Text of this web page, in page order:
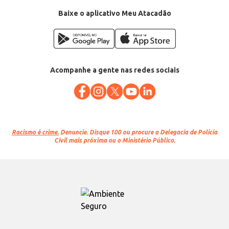
Baixe o aplicativo Meu Atacadão
Acompanhe a gente nas redes sociais
Racismo é crime. Denuncie. Disque 100 ou procure a Delegacia de Polícia
Civil mais próxima ou o Ministério Público.